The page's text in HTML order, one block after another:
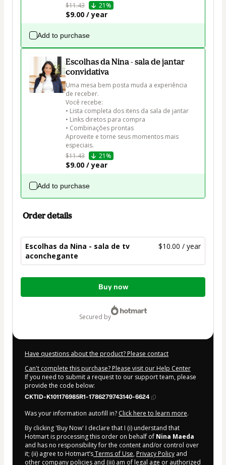
$11.43
21%
$9.00 / year
Add to purchase
Escolhas da Nina - sala de jantar
convidativa
Uma mesa bem posta muda a experiência
de receber.
Você recebe:
• Lista completa dos itens da sala de jantar
• Links diretos para compra
• Combinações prontas
Aproveite e torne seus momentos mais
especiais.
$11.43
21%
$9.00 / year
Add to purchase
Order details
Escolhas da Nina - sala de tv
aconchegante
$10.00 / year
Total
Buy now
secured by
Have questions about the product? Please contact
Can't complete this purchase? Please visit our Help Center
If you need to submit a request to our support team, please
provide the code below:
CKTID-K101176985R1-1786279743140-6624
Was your information autofill in? Click here to learn more.
By clicking 'Buy Now' I declare that I (i) understand that
Hotmart is processing this order on behalf of Nina Maeda
and has no responsibility for the content and/or control over
it; (ii) agree to Hotmart’sTerms of Use, Privacy Policy and
other company policies and (iii) am of legal age or authorized